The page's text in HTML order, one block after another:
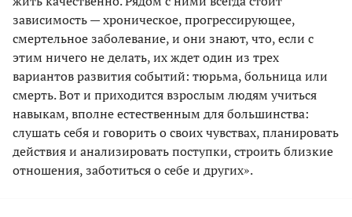
зависимость — хроническое, прогрессирующее,
смертельное заболевание, и они знают, что, если с
этим ничего не делать, их ждет один из трех
вариантов развития событий: тюрьма, больница или
смерть. Вот и приходится взрослым людям учиться
навыкам, вполне естественным для большинства:
слушать себя и говорить о своих чувствах, планировать
действия и анализировать поступки, строить близкие
отношения, заботиться о себе и других».